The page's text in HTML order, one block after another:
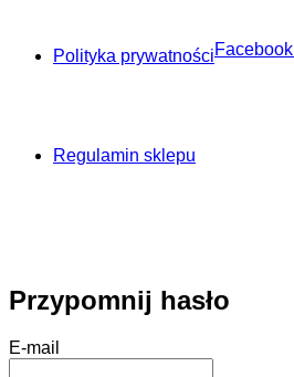
Polityka prywatności
Regulamin sklepu
Facebook
Przypomnij hasło
E-mail